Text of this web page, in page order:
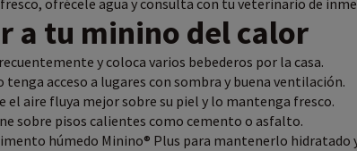
ofrécele agua y consulta con tu veterinario de
a tu minino del calor
y coloca varios bebederos por la casa.
acceso a lugares con sombra y buena ventilación.
el aire fluya mejor sobre su piel y lo mantenga fresco.
sobre pisos calientes como cemento o asfalto.
húmedo Minino® Plus para mantenerlo hidratado